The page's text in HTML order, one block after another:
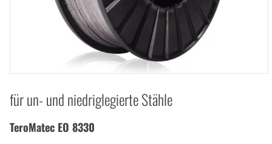
für un- und niedriglegierte Stähle
TeroMatec EO 8330